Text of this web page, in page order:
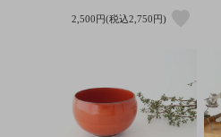
2,500円(税込2,750円)